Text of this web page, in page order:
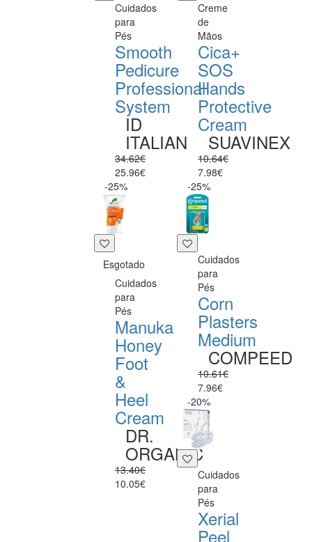
Cuidados
para
Pés
Smooth
Pedicure
Professional
System
ID
ITALIAN
34.62€
25.96€
Creme
de
Mãos
Cica+
SOS
Hands
Protective
Cream
SUAVINEX
10.64€
7.98€
-25%
Esgotado
Cuidados
para
Pés
Manuka
Honey
Foot
&
Heel
Cream
DR.
ORGANIC
13.40€
10.05€
-25%
Cuidados
para
Pés
Corn
Plasters
Medium
COMPEED
10.61€
7.96€
-20%
Cuidados
para
Pés
Xerial
Peel